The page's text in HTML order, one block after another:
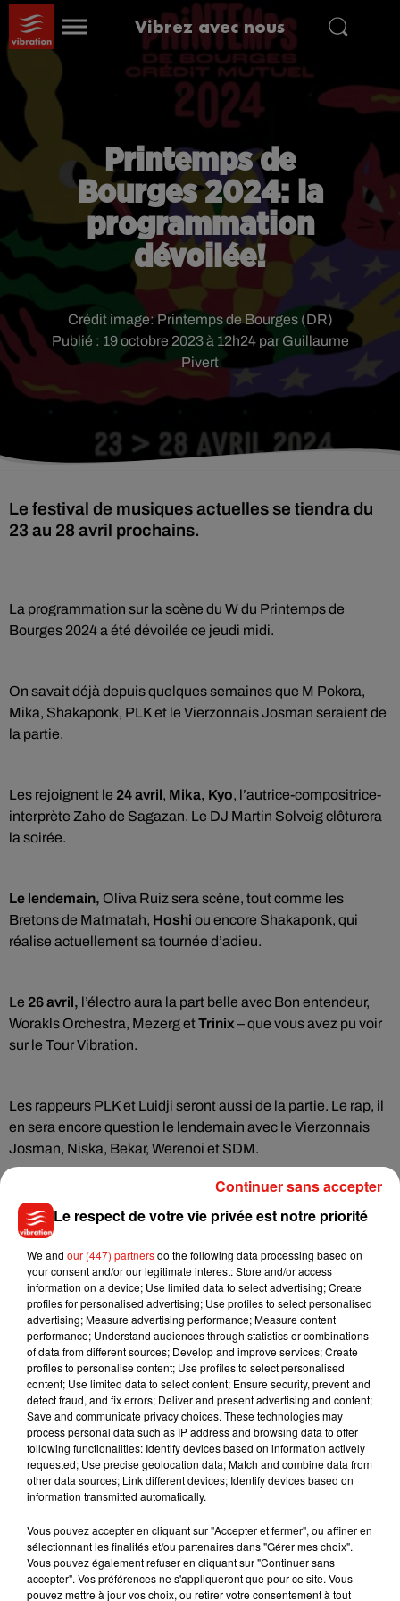
Vibrez avec nous
Printemps de
Bourges 2024: la
programmation
dévoilée!
Publié : 19 octobre 2023 à 12h24 par Guillaume
Pivert
Crédit image:Printemps de Bourges (DR)
Le festival de musiques actuelles se tiendra du
23 au 28 avril prochains.
La programmation sur la scène du W du Printemps de
Bourges 2024 a été dévoilée ce jeudi midi.
On savait déjà depuis quelques semaines que M Pokora,
Mika, Shakaponk, PLK et le Vierzonnais Josman seraient de
la partie.
Les rejoignent le 24 avril, Mika, Kyo, l’autrice-compositrice-
interprète Zaho de Sagazan. Le DJ Martin Solveig clôturera
la soirée.
Le lendemain, Oliva Ruiz sera scène, tout comme les
Bretons de Matmatah, Hoshi ou encore Shakaponk, qui
réalise actuellement sa tournée d’adieu.
Le 26 avril, l’électro aura la part belle avec Bon entendeur,
Worakls Orchestra, Mezerg etTrinix – que vous avez pu voir
sur le Tour Vibration.
Les rappeurs PLK et Luidji seront aussi de la partie. Le rap, il
en sera encore question le lendemain avec le Vierzonnais
Josman, Niska, Bekar, Werenoi et SDM.
Enfin, le NEJ et M Pokora se produiront sur la scène
du W.
Labilletterieest désormais accessible.
Musique
Julien Lieb s’essaye à la vie de chatelain
dans son nouveau clip
Le respect de votre vie privée est notre priorité
We and our (447) partnersdo the following data processing based on
your consent and/or our legitimate interest: Store and/or access
information on a device; Use limited data to select advertising; Create
profiles for personalised advertising; Use profiles to select personalised
advertising; Measure advertising performance; Measure content
performance; Understand audiences through statistics or combinations
of data from different sources; Develop and improve services; Create
profiles to personalise content; Use profiles to select personalised
content; Use limited data to select content; Ensure security, prevent and
detect fraud, and fix errors; Deliver and present advertising and content;
Save and communicate privacy choices. These technologies may
process personal data such as IP address and browsing data to offer
following functionalities: Identify devices based on information actively
requested; Use precise geolocation data; Match and combine data from
other data sources; Link different devices; Identify devices based on
information transmitted automatically.
Vous pouvez accepter en cliquant sur "Accepter et fermer", ou affiner en
sélectionnant les finalités et/ou partenaires dans "Gérer mes choix".
Vous pouvez également refuser en cliquant sur "Continuer sans
accepter". Vos préférences ne s'appliqueront que pour ce site. Vous
pouvez mettre à jour vos choix, ou retirer votre consentement à tout
Continuer sans accepter